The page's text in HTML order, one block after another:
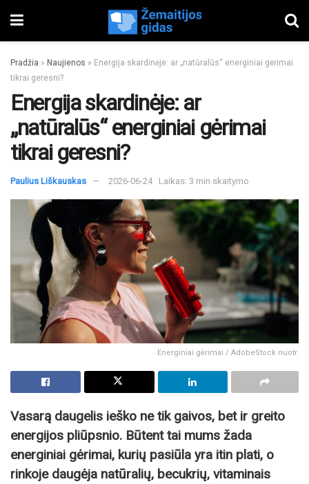
Pradžia » Naujienos » Energija skardinėje: ar „natūralūs“ energiniai gėrimai
tikrai geresni?
Energija skardinėje: ar
„natūralūs“ energiniai gėrimai
tikrai geresni?
Paulius Liškauskas 2026-06-24 Laikas: 3 min skaitymo
Energiniai gėrimai / AdobeStock nuotr.
Vasarą daugelis ieško ne tik gaivos, bet ir greito
energijos pliūpsnio. Būtent tai mums žada
energiniai gėrimai, kurių pasiūla yra itin plati, o
rinkoje daugėja natūralių, becukrių, vitaminais